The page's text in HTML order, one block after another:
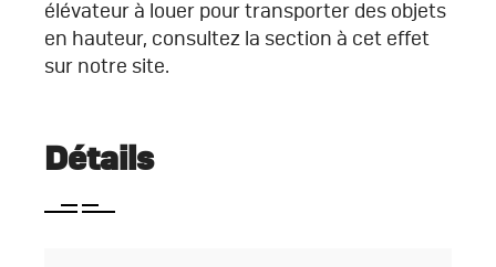
élévateur à louer pour transporter des objets
en hauteur, consultez la section à cet effet
sur notre site.
Détails